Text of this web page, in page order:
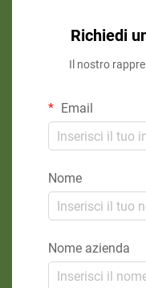
Richiedi
Il nostro
Email
Nome
Nome azienda